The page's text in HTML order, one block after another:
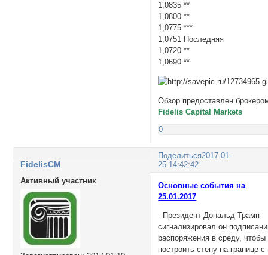
1,0835 **
1,0800 **
1,0775 ***
1,0751 Последняя
1,0720 **
1,0690 **
Обзор предоставлен
Fidelis Capital Markets
0
Поделиться2017-01-
25 14:42:42
FidelisCM
Активный участник
Основные события на
25.01.2017
- Президент Дональд Трамп
сигнализировал он
распоряжения в среду, чтобы
построить стену на границе с